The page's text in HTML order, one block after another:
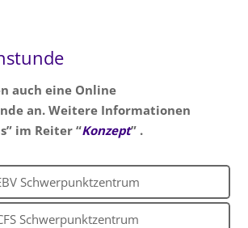
auch eine Online
an. Weitere Informationen
im Reiter “Konzept” .
Schwerpunktzentrum
Schwerpunktzentrum